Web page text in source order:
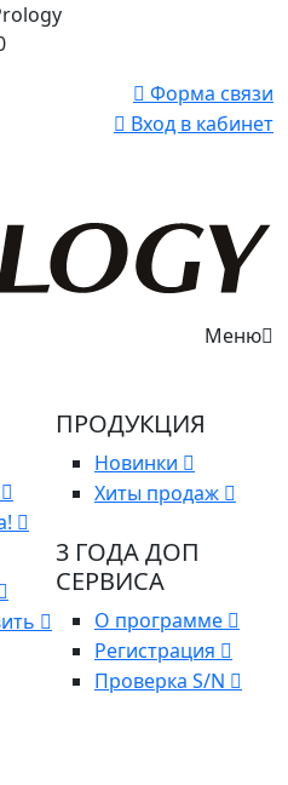
Форма связи
Вход в кабинет
Меню
ПРОДУКЦИЯ
Новинки
Хиты продаж
3 ГОДА ДОП
СЕРВИСА
О программе
Регистрация
Проверка S/N